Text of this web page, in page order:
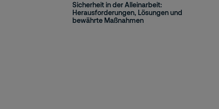
Sicherheit in der Alleinarbeit:
Herausforderungen, Lösungen und
bewährte Maßnahmen